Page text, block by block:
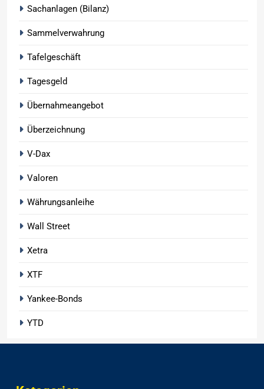
Sachanlagen (Bilanz)
Sammelverwahrung
Tafelgeschäft
Tagesgeld
Übernahmeangebot
Überzeichnung
V-Dax
Valoren
Währungsanleihe
Wall Street
Xetra
XTF
Yankee-Bonds
YTD